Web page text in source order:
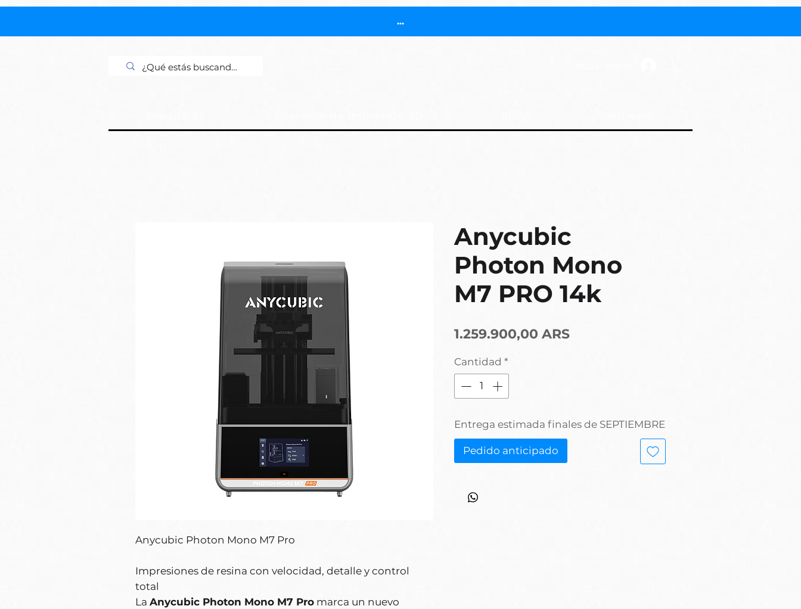
...
Anycubic Photon Mono M7 Pro
Impresiones de resina con velocidad, detalle y control
total
La Anycubic Photon Mono M7 Pro marca un nuevo
Anycubic
Photon Mono
M7 PRO 14k
1.259.900,00 ARSPrecio
Cantidad *
Entrega estimada finales de SEPTIEMBRE
Pedido anticipado